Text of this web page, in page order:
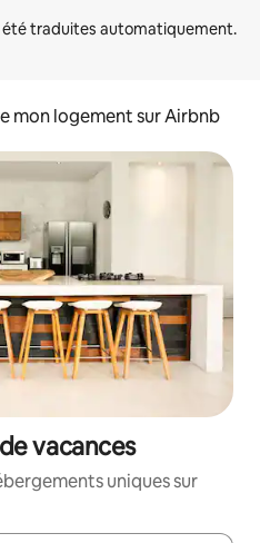
mon logement sur Airbnb
vacances
uniques sur